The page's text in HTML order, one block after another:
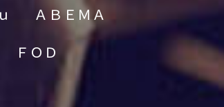
ＡＢＥＭＡ
ＦＯＤ